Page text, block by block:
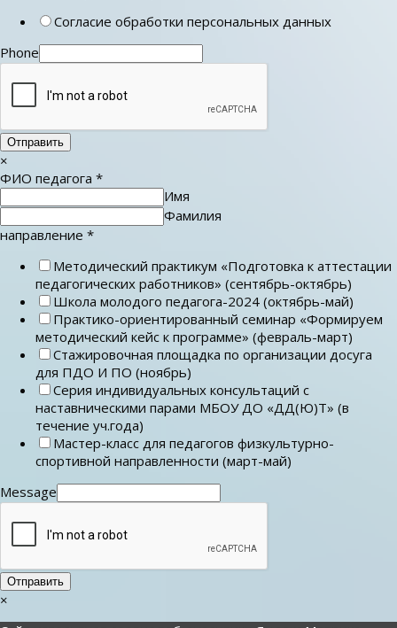
Согласие обработки персональных данных
Phone
Отправить
×
ФИО педагога *
Имя
Фамилия
направление *
Методический практикум «Подготовка к аттестации
педагогических работников» (сентябрь-октябрь)
Школа молодого педагога-2024 (октябрь-май)
Практико-ориентированный семинар «Формируем
методический кейс к программе» (февраль-март)
Стажировочная площадка по организации досуга
для ПДО И ПО (ноябрь)
Серия индивидуальных консультаций с
наставническими парами МБОУ ДО «ДД(Ю)Т» (в
течение уч.года)
Мастер-класс для педагогов физкультурно-
спортивной направленности (март-май)
Message
Отправить
×